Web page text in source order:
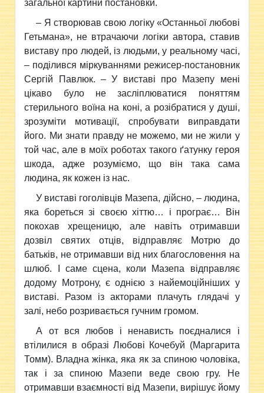
загальної картини постановки.
– Я створював свою логіку «Останньої любові
Гетьмана», не втрачаючи логіки автора, ставив
виставу про людей, із людьми, у реальному часі,
– поділився міркуваннями режисер-постановник
Сергій Павлюк. – У виставі про Мазепу мені
цікаво було не засліплюватися поняттям
стерильного воїна на коні, а розібратися у душі,
зрозуміти мотивації, спробувати виправдати
його. Ми знати правду не можемо, ми не жили у
той час, але в моїх роботах такого ґатунку героя
шкода, адже розуміємо, що він така сама
людина, як кожен із нас.
У виставі гоголівців Мазепа, дійсно, – людина,
яка бореться зі своєю хіттю… і програє… Він
покохав хрещеницю, але навіть отримавши
дозвіл святих отців, відправляє Мотрю до
батьків, не отримавши від них благословення на
шлюб. І саме сцена, коли Мазепа відправляє
додому Мотрону, є однією з найемоційніших у
виставі. Разом із акторами плачуть глядачі у
залі, небо розривається гучним громом.
А от вся любов і ненависть поєдналися і
втілилися в образі Любові Кочебуй (Маргарита
Томм). Владна жінка, яка як за спиною чоловіка,
так і за спиною Мазепи веде свою гру. Не
отримавши взаємності від Мазепи, вирішує йому